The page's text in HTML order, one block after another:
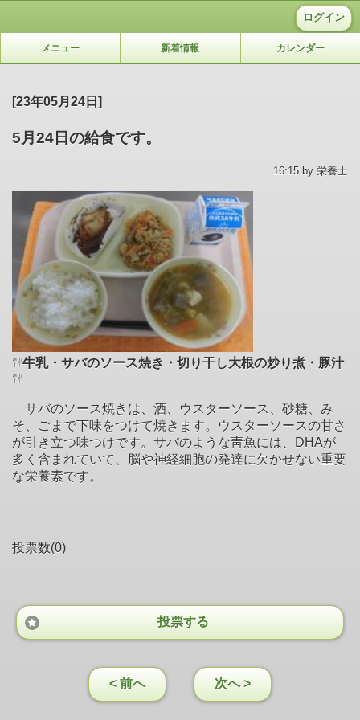
ログイン
メニュー 新着情報 カレンダー
[23年05月24日]
5月24日の給食です。
16:15 by 栄養士
牛乳・サバのソース焼き・切り干し大根の炒り煮・豚汁
サバのソース焼きは、酒、ウスターソース、砂糖、み
そ、ごまで下味をつけて焼きます。ウスターソースの甘さ
が引き立つ味つけです。サバのような靑魚には、DHAが
多く含まれていて、脳や神経細胞の発達に欠かせない重要
な栄養素です。
投票数(0)
投票する
< 前へ 次へ >